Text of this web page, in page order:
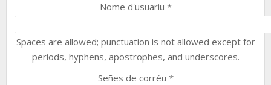
Nome d'usuariu *
Spaces are allowed; punctuation is not allowed except for
periods, hyphens, apostrophes, and underscores.
Señes de corréu *